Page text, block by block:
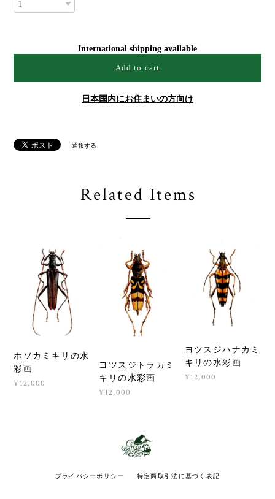
International shipping available
Add to cart
日本国内にお住まいの方向け
通報する
Related Items
ホソカミキリの水
彩画
¥12,000
ヨツスジトラカミ
キリの水彩画
¥12,000
ヨツスジハナカミ
キリの水彩画
¥12,000
プライバシーポリシー 特定商取引法に基づく表記